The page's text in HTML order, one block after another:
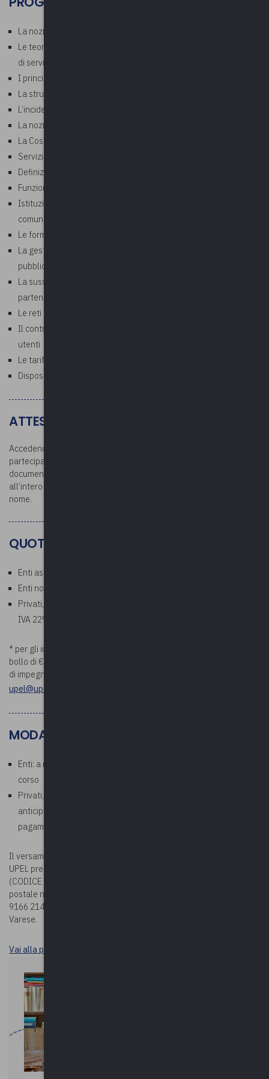
La nozione di servizio pubblico: attualità e revisioni
Le teorie dell’uguaglianza e della giustizia (tramite prestazioni
di servizio pubblico)
I principi regolatori del servizio pubblico
La struttura e funzione del D.lgs. 201/2022
L’incidenza del decreto dopo un biennio
La nozione di servizio pubblico locale
La Costituzione, l’ordinamento europeo e interno
Servizi a rilevanza economica e privi di rilevanza economica
Definizioni e principi generali
Funzione di regolazione
Istituzione e organizzazione dei SPL: ruolo e prerogative dei
comuni
Le forme di gestione dei SPL
La gestione in house (dopo il riordino, il codice dei contratti
pubblici e gli interventi giurisprudenziali)
La sussidiarietà orizzontale e le comunità responsabili:
partenariati ed altre forme di collaborazione
Le reti e la concorrenza per il mercato (non nel mercato)
Il contratto di servizio e la carta dei servizi: la protezione degli
utenti
Le tariffe e le vicende del rapporto di gestione
Disposizioni di coordinamento con le discipline settoriali
ATTESTATO E DOCUMENTAZIONE
Accedendo all’area riservata dopo la conclusione del corso, i
partecipanti potranno scaricare l’attestato di partecipazione e la
documentazione. L’attestato verrà rilasciato per la partecipazione
all’intero corso: si raccomanda la partecipazione con il proprio
nome.
QUOTE
Enti associati: Gratuito
Enti non associati: € 50,00 a persona* (esente IVA)
Privati, aziende, studi professionali: € 61 a persona (€ 50,00 +
IVA 22%)
* per gli importi superiori a €. 75,00 verrà addebitata la marca da
bollo di €. 2,00. Si prega di comunicare i riferimenti della determina
di impegno di spesa prima della data di inizio del corso a
upel@upel.va.it
MODALITÀ PAGAMENTO
Enti: a ricezione della fattura che verrà emessa al termine del
corso
Privati, aziende, studi professionali: richiesto pagamento
anticipato. In fase di iscrizione corso, allegare la ricevuta di
pagamento
Il versamento della quota potrà essere effettuato sul c/c bancario
UPEL presso BPER BANCA – Via Vittorio Veneto 2 – Varese
(CODICE IBAN: IT78G0538710804000042439240) oppure sul c/c
postale n. 19166214 (CODICE IBAN: IT63 U076 0110 8000 0001
9166 214), entrambi intestati a Upel – Via Como n. 40 – 21100
Varese.
Vai alla pagina Durc e tracciabilità